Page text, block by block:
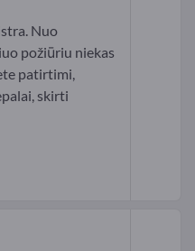
Nuo
požiūriu niekas
patirtimi,
skirti